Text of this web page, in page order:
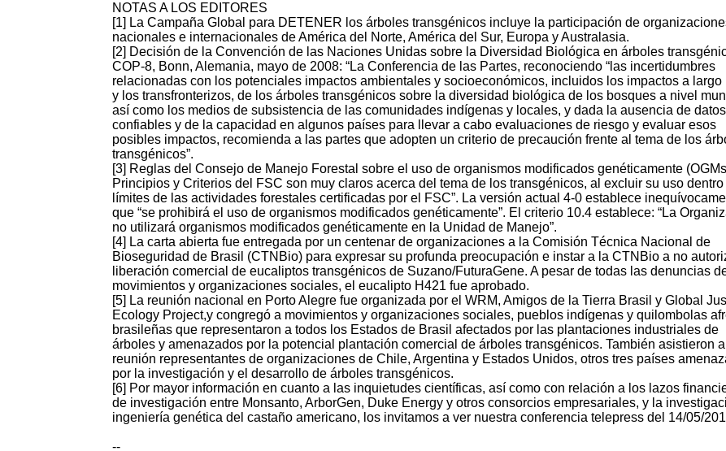
NOTAS A LOS EDITORES
[1] La Campaña Global para DETENER los árboles transgénicos incluye la participación de
nacionales e internacionales de América del Norte, América del Sur, Europa y Australasia.
[2] Decisión de la Convención de las Naciones Unidas sobre la Diversidad Biológica en árboles
COP-8, Bonn, Alemania, mayo de 2008: “La Conferencia de las Partes, reconociendo “las incertidumbres
relacionadas con los potenciales impactos ambientales y socioeconómicos, incluidos los impactos a largo
y los transfronterizos, de los árboles transgénicos sobre la diversidad biológica de los bosques a nivel
así como los medios de subsistencia de las comunidades indígenas y locales, y dada la ausencia de datos
confiables y de la capacidad en algunos países para llevar a cabo evaluaciones de riesgo y evaluar esos
posibles impactos, recomienda a las partes que adopten un criterio de precaución frente al tema de los
transgénicos”.
[3] Reglas del Consejo de Manejo Forestal sobre el uso de organismos modificados genéticamente
Principios y Criterios del FSC son muy claros acerca del tema de los transgénicos, al excluir su uso
límites de las actividades forestales certificadas por el FSC”. La versión actual 4-0 establece
que “se prohibirá el uso de organismos modificados genéticamente”. El criterio 10.4 establece: “La
no utilizará organismos modificados genéticamente en la Unidad de Manejo”.
[4] La carta abierta fue entregada por un centenar de organizaciones a la Comisión Técnica Nacional de
Bioseguridad de Brasil (CTNBio) para expresar su profunda preocupación e instar a la CTNBio a no
liberación comercial de eucaliptos transgénicos de Suzano/FuturaGene. A pesar de todas las denuncias
movimientos y organizaciones sociales, el eucalipto H421 fue aprobado.
[5] La reunión nacional en Porto Alegre fue organizada por el WRM, Amigos de la Tierra Brasil y Global
Ecology Project,y congregó a movimientos y organizaciones sociales, pueblos indígenas y quilombolas
brasileñas que representaron a todos los Estados de Brasil afectados por las plantaciones industriales de
árboles y amenazados por la potencial plantación comercial de árboles transgénicos. También asistieron
reunión representantes de organizaciones de Chile, Argentina y Estados Unidos, otros tres países
por la investigación y el desarrollo de árboles transgénicos.
[6] Por mayor información en cuanto a las inquietudes científicas, así como con relación a los lazos
de investigación entre Monsanto, ArborGen, Duke Energy y otros consorcios empresariales, y la
ingeniería genética del castaño americano, los invitamos a ver nuestra conferencia telepress del 14/05/
--